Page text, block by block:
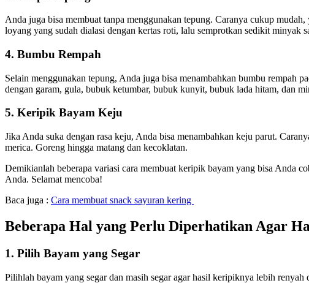
Anda juga bisa membuat tanpa menggunakan tepung. Caranya cukup
loyang yang sudah dialasi dengan kertas roti, lalu semprotkan sedikit minyak
4. Bumbu Rempah
Selain menggunakan tepung, Anda juga bisa menambahkan bumbu rempah
dengan garam, gula, bubuk ketumbar, bubuk kunyit, bubuk lada hitam, dan
5. Keripik Bayam Keju
Jika Anda suka dengan rasa keju, Anda bisa menambahkan keju parut.
merica. Goreng hingga matang dan kecoklatan.
Demikianlah beberapa variasi cara membuat keripik bayam yang bisa Anda
Anda. Selamat mencoba!
Baca juga : Cara membuat snack sayuran kering
Beberapa Hal yang Perlu Diperhatikan Agar
1. Pilih Bayam yang Segar
Pilihlah bayam yang segar dan masih segar agar hasil keripiknya lebih